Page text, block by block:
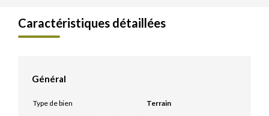
Caractéristiques détaillées
Général
Type de bien
Terrain